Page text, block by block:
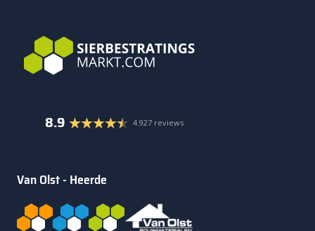
8.9 4.927 reviews
Van Olst - Heerde